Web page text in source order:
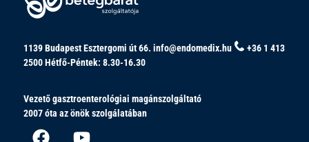
1139 Budapest Esztergomi út 66. info@endomedix.hu
+36 1 413
2500Hétfő-Péntek: 8.30-16.30
Vezető gasztroenterológiai magánszolgáltató
2007 óta az önök szolgálatában